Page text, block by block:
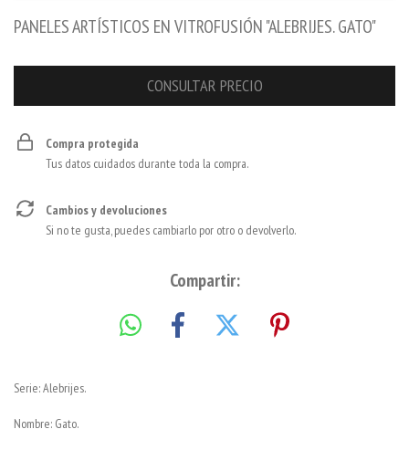
PANELES ARTÍSTICOS EN VITROFUSIÓN "ALEBRIJES. GATO"
Compra protegida
Tus datos cuidados durante toda la compra.
Cambios y devoluciones
Si no te gusta, puedes cambiarlo por otro o devolverlo.
Compartir:
Serie: Alebrijes.
Nombre: Gato.